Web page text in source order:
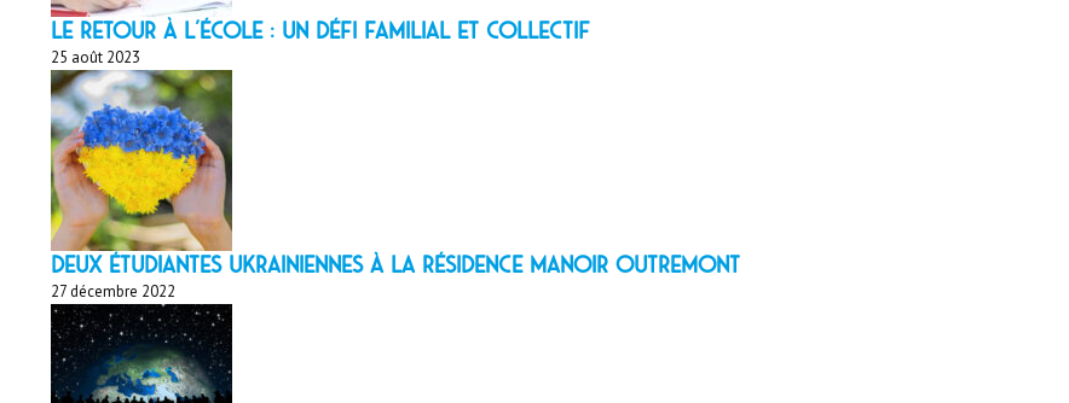
LE RETOUR À L’ÉCOLE : un défi familial et collectif
25 août 2023
Deux étudiantes ukrainiennes à la résidence Manoir Outremont
27 décembre 2022